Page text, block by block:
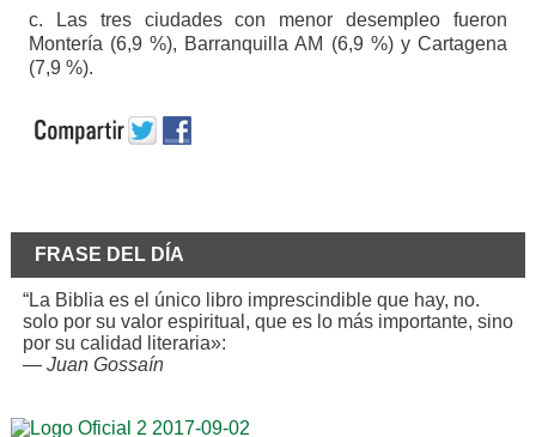
c. Las tres ciudades con menor desempleo fueron
Montería (6,9 %), Barranquilla AM (6,9 %) y Cartagena
(7,9 %).
FRASE DEL DÍA
“La Biblia es el único libro imprescindible que hay, no.
solo por su valor espiritual, que es lo más importante, sino
por su calidad literaria»:
— Juan Gossaín